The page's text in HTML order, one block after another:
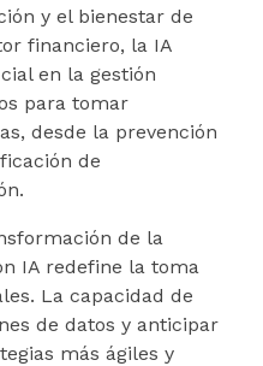
y el bienestar de
financiero, la IA
en la gestión
para tomar
desde la prevención
de
de la
IA redefine la toma
La capacidad de
de datos y anticipar
más ágiles y